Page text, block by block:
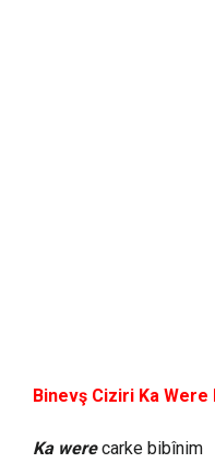
Binevş Ciziri Ka
Ka werecarke bibînim